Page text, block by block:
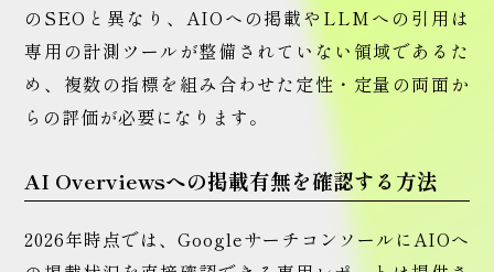
のSEOと異なり、AIOへの掲載やLLMへの引用は
専用の計測ツールが整備されていない領域であるた
め、複数の指標を組み合わせた定性・定量の両面か
らの評価が必要になります。
AI Overviewsへの掲載有無を確認する方法
2026年時点では、GoogleサーチコンソールにAIOへ